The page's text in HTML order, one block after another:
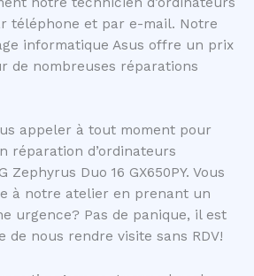
téléphone et par e-mail. Notre
informatique Asus offre un prix
de nombreuses réparations
appeler à tout moment pour
réparation d’ordinateurs
Zephyrus Duo 16 GX650PY. Vous
à notre atelier en prenant un
urgence? Pas de panique, il est
de nous rendre visite sans RDV!